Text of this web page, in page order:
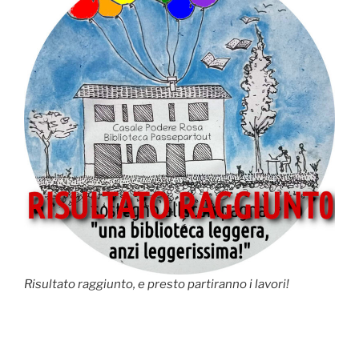
Risultato raggiunto, e presto partiranno i lavori!